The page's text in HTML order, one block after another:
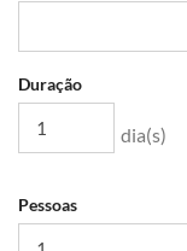
Duração
dia(s)
Pessoas